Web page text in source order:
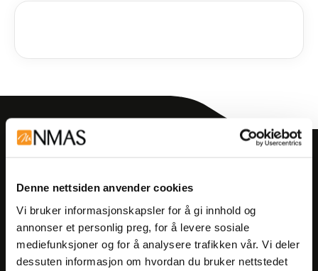
Denne nettsiden anvender cookies
Vi bruker informasjonskapsler for å gi innhold og
annonser et personlig preg, for å levere sosiale
mediefunksjoner og for å analysere trafikken vår. Vi deler
dessuten informasjon om hvordan du bruker nettstedet
Få informasjon om produkter,
Meld på nyhetsbrev